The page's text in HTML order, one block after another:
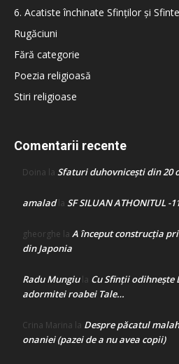
6. Acatiste închinate Sfinților și
Rugăciuni
Fără categorie
Poezia religioasă
Stiri religioase
Comentarii recente
Doina la Sfaturi duhovnicești din 20
amaladla SF SILUAN ATHONITUL -
gheorghe la A început construcţia
din Japonia
Radu Mungiula Cu Sfinții odihnește
adormitei roabei Tale…
Crina Marina la Despre păcatul
onaniei (pazei de a nu avea copii)